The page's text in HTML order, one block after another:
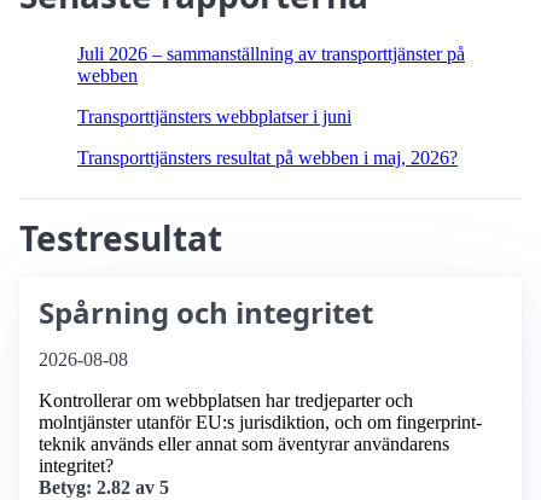
Juli 2026 – sammanställning av transport­tjänster på
webben
Transport­tjänsters webbplatser i juni
Transport­tjänsters resultat på webben i maj, 2026?
Testresultat
Spårning och integritet
2026-08-08
Kontrollerar om webbplatsen har tredjeparter och
molntjänster utanför EU:s jurisdiktion, och om fingerprint-
teknik används eller annat som äventyrar användarens
integritet?
Betyg: 2.82 av 5